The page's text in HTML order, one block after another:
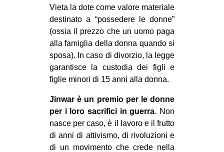
Vieta la dote come valore materiale
destinato a “possedere le donne”
(ossia il prezzo che un uomo paga
alla famiglia della donna quando si
sposa). In caso di divorzio, la legge
garantisce la custodia dei figli e
figlie minori di 15 anni alla donna.
Jinwar è un premio per le donne
per i loro sacrifici in guerra. Non
nasce per caso, è il lavoro e il frutto
di anni di attivismo, di rivoluzioni e
di un movimento che crede nella